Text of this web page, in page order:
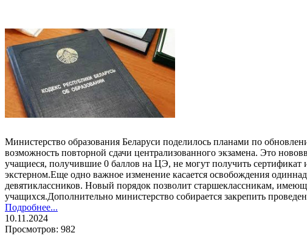
Министерство образования Беларуси поделилось планами по
возможность повторной сдачи централизованного экзамена. Это
учащиеся, получившие 0 баллов на ЦЭ, не могут получить сертификат
экстерном.Еще одно важное изменение касается освобождения
девятиклассников. Новый порядок позволит старшеклассникам,
учащихся.Дополнительно министерство собирается закрепить
Подробнее...
10.11.2024
Просмотров: 982